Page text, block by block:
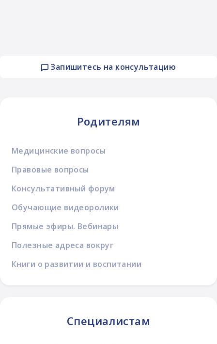
Запишитесь на консультацию
Родителям
Медицинские вопросы
Правовые вопросы
Консультативный форум
Обучающие видеоролики
Прямые эфиры. Вебинары
Полезные адреса вокруг
Книги о развитии и воспитании
Специалистам